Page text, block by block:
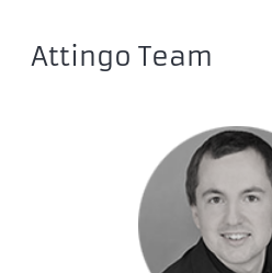
CFP4207S
Attingo Team